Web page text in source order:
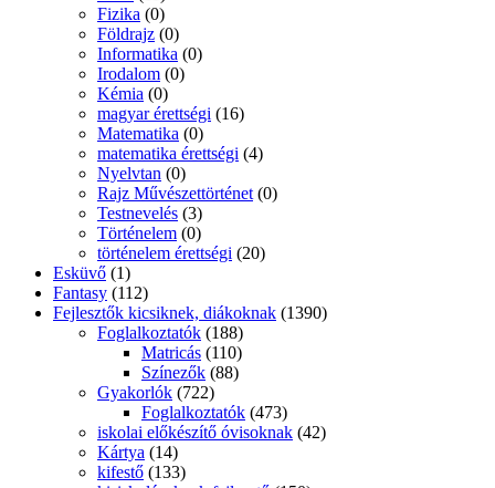
Fizika (0)
Földrajz (0)
Informatika (0)
Irodalom (0)
Kémia (0)
magyar érettségi (16)
Matematika (0)
matematika érettségi (4)
Nyelvtan (0)
Rajz Művészettörténet (0)
Testnevelés (3)
Történelem (0)
történelem érettségi (20)
Esküvő (1)
Fantasy (112)
Fejlesztők kicsiknek, diákoknak (1390)
Foglalkoztatók (188)
Matricás (110)
Színezők (88)
Gyakorlók (722)
Foglalkoztatók (473)
iskolai előkészítő óvisoknak (42)
Kártya (14)
kifestő (133)